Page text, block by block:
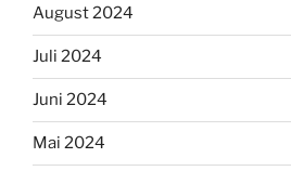
August 2024
Juli 2024
Juni 2024
Mai 2024